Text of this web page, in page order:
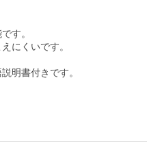
す。
にくいです。
明書付きです。